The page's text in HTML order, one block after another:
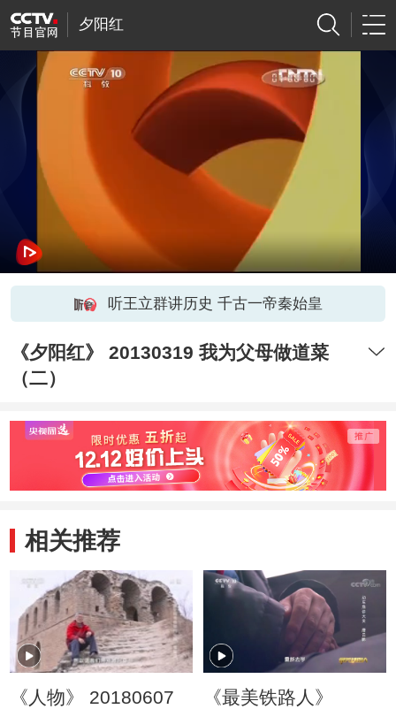
夕阳红
听王立群讲历史 千古一帝秦始皇
《夕阳红》 20130319 我为父母做道菜
（二）
相关推荐
《人物》 20180607
《最美铁路人》